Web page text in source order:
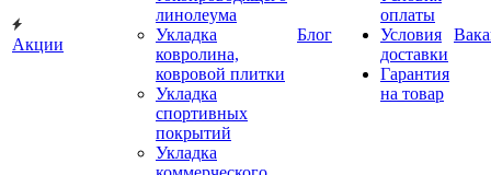
Акции
линолеума
Укладка
ковролина,
ковровой плитки
Укладка
спортивных
покрытий
Укладка
Блог
оплаты
Условия
доставки
Гарантия
на товар